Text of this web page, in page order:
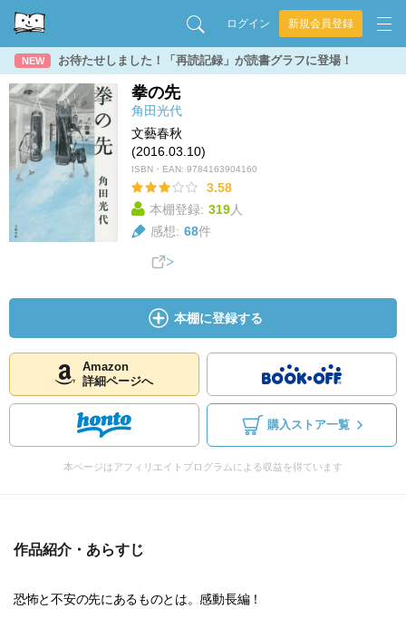
ログイン 新規会員登録
NEW お待たせしました！「再読記録」が読書グラフに登場！
拳の先
角田光代
文藝春秋
(2016.03.10)
ISBN・EAN: 9784163904160
3.58
本棚登録: 319人
感想: 68件
本棚に登録する
Amazon
詳細ページへ
購入ストア一覧
本ページはアフィリエイトプログラムによる収益を得ています
作品紹介・あらすじ
恐怖と不安の先にあるものとは。感動長編！